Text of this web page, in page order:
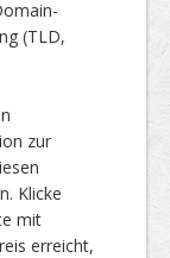
(TLD,
zur
Klicke
mit
erreicht,